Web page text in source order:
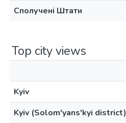
Сполучені Штати
Top city views
Kyiv
Kyiv (Solom'yans'kyi district)